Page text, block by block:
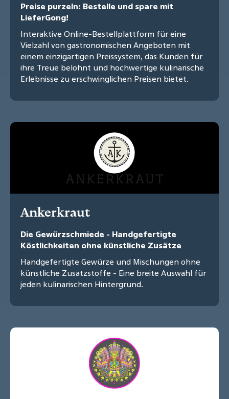
Preise purzeln: Bestelle und spare mit
LieferGong!
Interaktive Online-Bestellplattform für eine
Vielzahl von gastronomischen Angeboten mit
einem einzigartigen Preissystem, das Kunden für
ihre Treue belohnt und hochwertige kulinarische
Erlebnisse zu erschwinglichen Preisen bietet.
Ankerkraut
Die Gewürzschmiede - Handgefertigte
Köstlichkeiten ohne künstliche Zusätze
Handgefertigte Gewürze und Mischungen ohne
künstliche Zusatzstoffe - Eine breite Auswahl für
jeden kulinarischen Hintergrund.